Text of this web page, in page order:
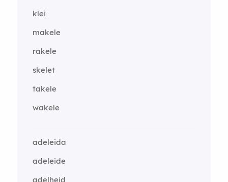
klei
makele
rakele
skelet
takele
wakele
adeleida
adeleide
adelheid